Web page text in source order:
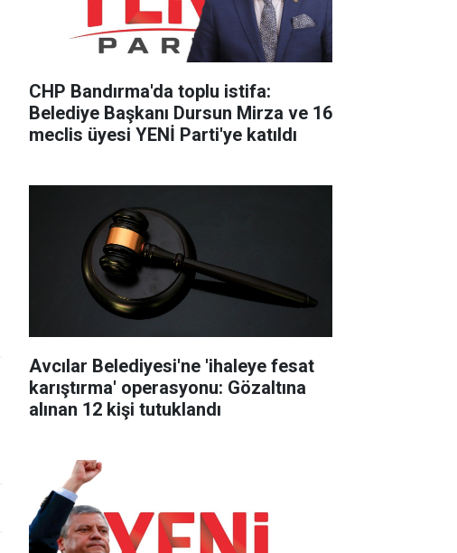
CHP Bandırma'da toplu istifa:
Belediye Başkanı Dursun Mirza ve 16
meclis üyesi YENİ Parti'ye katıldı
Avcılar Belediyesi'ne 'ihaleye fesat
karıştırma' operasyonu: Gözaltına
alınan 12 kişi tutuklandı